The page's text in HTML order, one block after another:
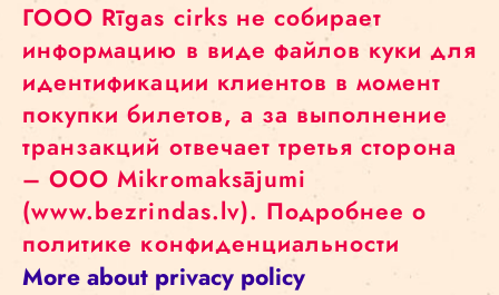
ГООО Rīgas cirks не собирает
информацию в виде файлов куки для
идентификации клиентов в момент
покупки билетов, а за выполнение
транзакций отвечает третья сторона
– ООО Mikromaksājumi
(www.bezrindas.lv). Подробнее о
политике конфиденциальности
More about privacy policy